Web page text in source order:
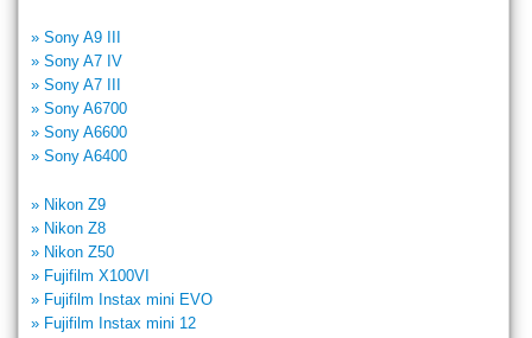
» Sony A9 III
» Sony A7 IV
» Sony A7 III
» Sony A6700
» Sony A6600
» Sony A6400
» Nikon Z9
» Nikon Z8
» Nikon Z50
» Fujifilm X100VI
» Fujifilm Instax mini EVO
» Fujifilm Instax mini 12